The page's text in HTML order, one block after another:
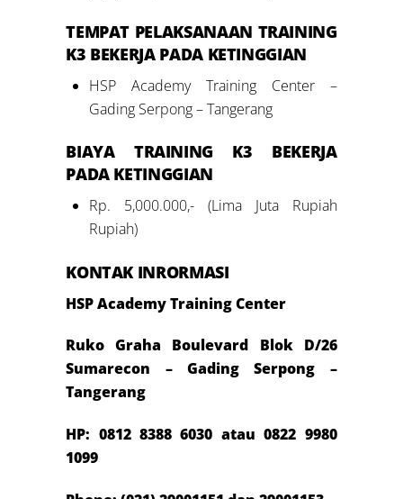
TEMPAT PELAKSANAAN TRAINING
K3 BEKERJA PADA KETINGGIAN
HSP Academy Training Center –
Gading Serpong – Tangerang
BIAYA TRAINING K3 BEKERJA
PADA KETINGGIAN
Rp. 5,000.000,- (Lima Juta Rupiah
Rupiah)
KONTAK INRORMASI
HSP Academy Training Center
Ruko Graha Boulevard Blok D/26
Sumarecon – Gading Serpong –
Tangerang
HP: 08128388 6030 atau 0822 9980
1099